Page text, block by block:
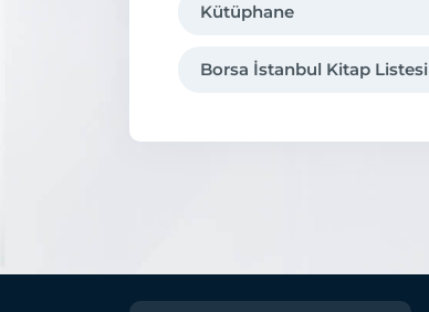
İştirakler
Kütüphane
Borsa İstanbul Kitap Listesi